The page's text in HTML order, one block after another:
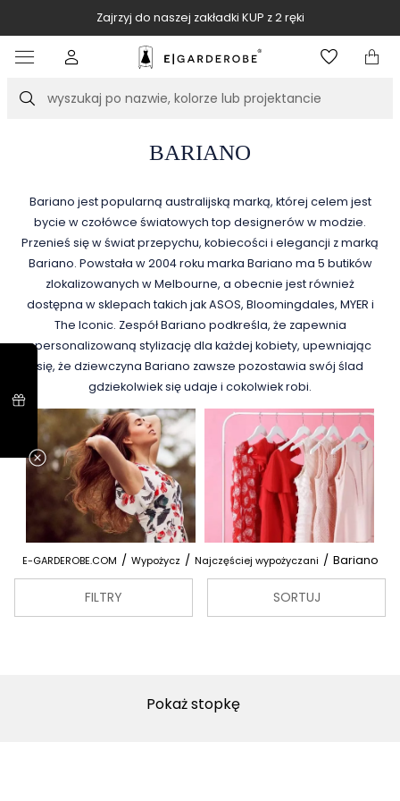
Zajrzyj do naszej zakładki KUP z 2 ręki
Szukaj
BARIANO
Bariano jest popularną australijską marką, której celem jest
bycie w czołówce światowych top designerów w modzie.
Przenieś się w świat przepychu, kobiecości i elegancji z marką
Bariano. Powstała w 2004 roku marka Bariano ma 5 butików
zlokalizowanych w Melbourne, a obecnie jest również
dostępna w sklepach takich jak ASOS, Bloomingdales, MYER i
The Iconic. Zespół Bariano podkreśla, że zapewnia
spersonalizowaną stylizację dla każdej kobiety, upewniając
się, że dziewczyna Bariano zawsze pozostawia swój ślad
gdziekolwiek się udaje i cokolwiek robi.
E-GARDEROBE.COM / Wypożycz / Najczęściej wypożyczani / Bariano
FILTRY SORTUJ
Pokaż stopkę